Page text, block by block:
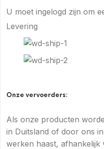
U moet ingelogd zijn om
Levering
Onze vervoerders:
Als onze producten
in Duitsland of door ons
werken haast, afhankelijk